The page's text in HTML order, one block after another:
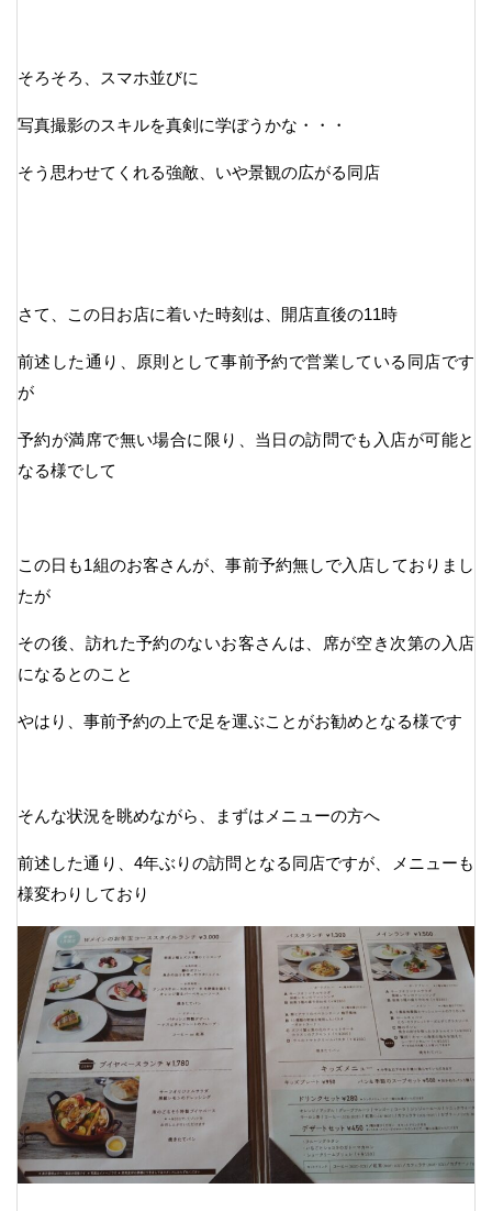
そろそろ、スマホ並びに
写真撮影のスキルを真剣に学ぼうかな・・・
そう思わせてくれる強敵、いや景観の広がる同店
さて、この日お店に着いた時刻は、開店直後の11時
前述した通り、原則として事前予約で営業している同店です
が
予約が満席で無い場合に限り、当日の訪問でも入店が可能と
なる様でして
この日も1組のお客さんが、事前予約無しで入店しておりまし
たが
その後、訪れた予約のないお客さんは、席が空き次第の入店
になるとのこと
やはり、事前予約の上で足を運ぶことがお勧めとなる様です
そんな状況を眺めながら、まずはメニューの方へ
前述した通り、4年ぶりの訪問となる同店ですが、メニューも
様変わりしており